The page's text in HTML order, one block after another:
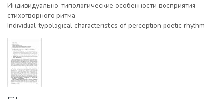
Индивидуально-типологические особенности восприятия
стихотворного ритма
Individual-typological characteristics of perception poetic rhythm